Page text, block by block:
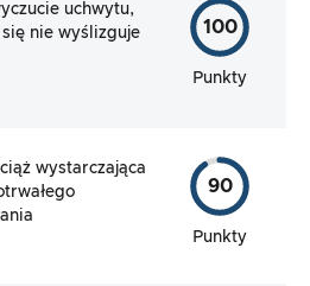
uchwytu,
nie wyślizguje
100
Punkty
wystarczająca
90
Punkty